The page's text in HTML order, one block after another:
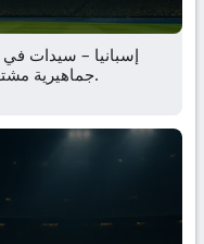
إسبانيا – سيدات
جماهيرية مشتعلة – في ختام البطولة بانتظار الحسم.